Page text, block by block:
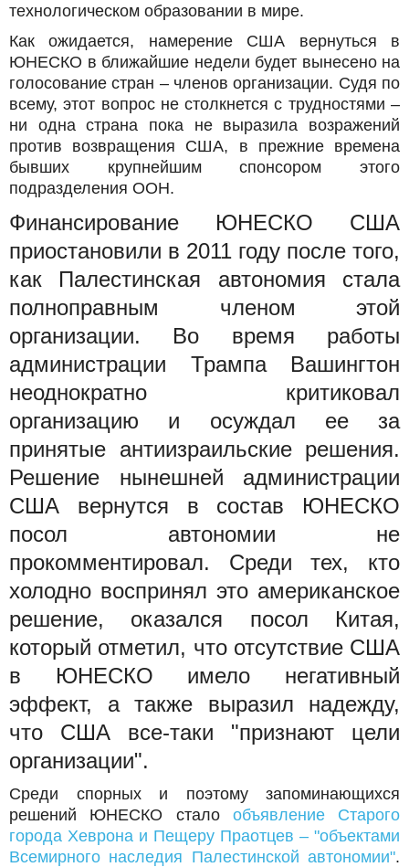
технологическом образовании в мире.
Как ожидается, намерение США вернуться в
ЮНЕСКО в ближайшие недели будет вынесено на
голосование стран – членов организации. Судя по
всему, этот вопрос не столкнется с трудностями –
ни одна страна пока не выразила возражений
против возвращения США, в прежние времена
бывших крупнейшим спонсором этого
подразделения ООН.
Финансирование ЮНЕСКО США
приостановили в 2011 году после того,
как Палестинская автономия стала
полноправным членом этой
организации. Во время работы
администрации Трампа Вашингтон
неоднократно критиковал
организацию и осуждал ее за
принятые антиизраильские решения.
Решение нынешней администрации
США вернутся в состав ЮНЕСКО
посол автономии не
прокомментировал. Среди тех, кто
холодно воспринял это американское
решение, оказался посол Китая,
который отметил, что отсутствие США
в ЮНЕСКО имело негативный
эффект, а также выразил надежду,
что США все-таки "признают цели
организации".
Среди спорных и поэтому запоминающихся
решений ЮНЕСКО стало объявление Старого
города Хеврона и Пещеру Праотцев – "объектами
Всемирного наследия Палестинской автономии".